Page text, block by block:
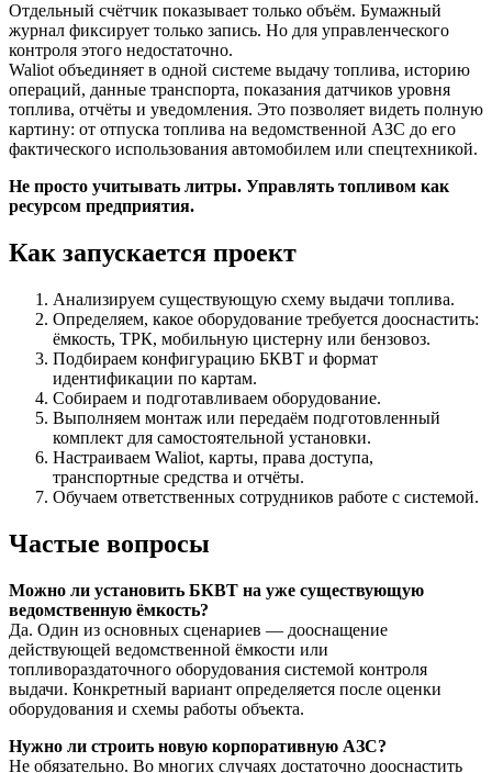
Отдельный счётчик показывает только объём. Бумажный
журнал фиксирует только запись. Но для управленческого
контроля этого недостаточно.
Waliot объединяет в одной системе выдачу топлива, историю
операций, данные транспорта, показания датчиков уровня
топлива, отчёты и уведомления. Это позволяет видеть полную
картину: от отпуска топлива на ведомственной АЗС до его
фактического использования автомобилем или спецтехникой.
Не просто учитывать литры. Управлять топливом как
ресурсом предприятия.
Как запускается проект
Анализируем существующую схему выдачи топлива.
Определяем, какое оборудование требуется дооснастить:
ёмкость, ТРК, мобильную цистерну или бензовоз.
Подбираем конфигурацию БКВТ и формат
идентификации по картам.
Собираем и подготавливаем оборудование.
Выполняем монтаж или передаём подготовленный
комплект для самостоятельной установки.
Настраиваем Waliot, карты, права доступа,
транспортные средства и отчёты.
Обучаем ответственных сотрудников работе с системой.
Частые вопросы
Можно ли установить БКВТ на уже существующую
ведомственную ёмкость?
Да. Один из основных сценариев — дооснащение
действующей ведомственной ёмкости или
топливораздаточного оборудования системой контроля
выдачи. Конкретный вариант определяется после оценки
оборудования и схемы работы объекта.
Нужно ли строить новую корпоративную АЗС?
Не обязательно. Во многих случаях достаточно дооснастить